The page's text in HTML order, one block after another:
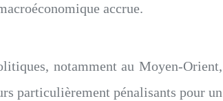
accrue.
notamment au Moyen-Orient,
particulièrement pénalisants pour un